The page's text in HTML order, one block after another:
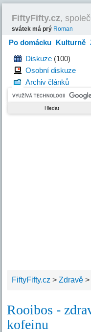
FiftyFifty.cz,
svátek má prý Roman
Po domácku Kulturně
HravěDiskuze (100)
Osobní diskuze
Archiv článků
FiftyFifty.cz >Zdravě >
Rooibos -
kofeinu